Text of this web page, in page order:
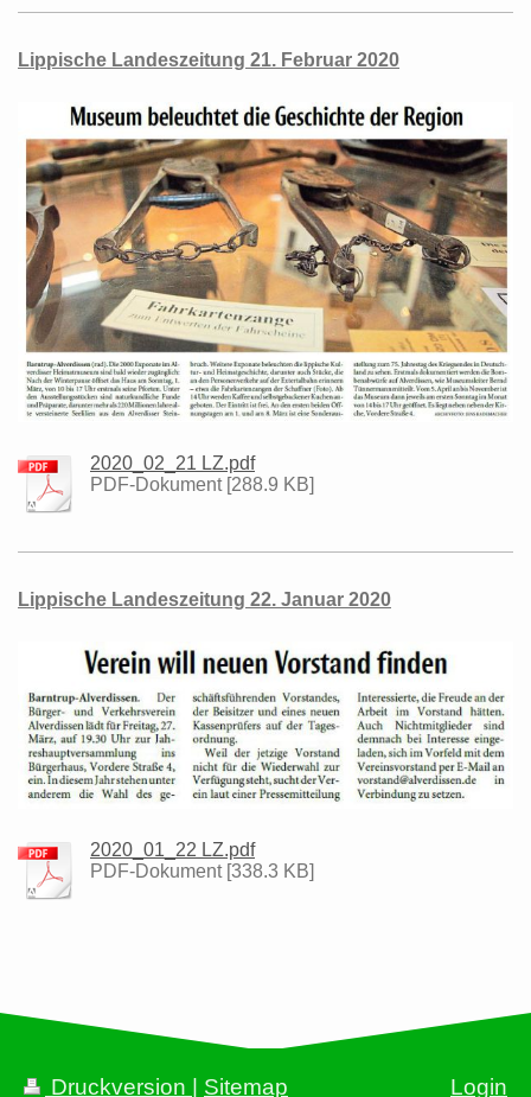
Lippische Landeszeitung 21. Februar 2020
2020_02_21 LZ.pdf
PDF-Dokument [288.9 KB]
Lippische Landeszeitung 22. Januar 2020
2020_01_22 LZ.pdf
PDF-Dokument [338.3 KB]
Druckversion Sitemap Login